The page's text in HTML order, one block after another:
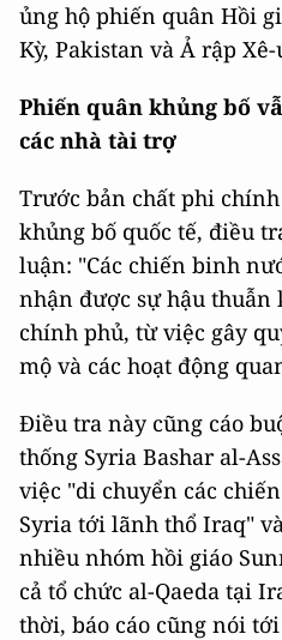
ủng hộ phiến quân Hồi
Kỳ, Pakistan và Ả rập Xê-
Phiến quân khủng bố
các nhà tài trợ
Trước bản chất phi
khủng bố quốc tế, điều
luận: "Các chiến binh
nhận được sự hậu thuẫn
chính phủ, từ việc gây
mộ và các hoạt động
Điều tra này cũng cáo
thống Syria Bashar al-
việc "di chuyển các
Syria tới lãnh thổ Iraq"
nhiều nhóm hồi giáo
cả tổ chức al-Qaeda tại
thời, báo cáo cũng nói